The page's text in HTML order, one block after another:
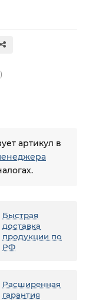
артикул в
Быстрая
доставка
продукции по
РФ
Расширенная
гарантия